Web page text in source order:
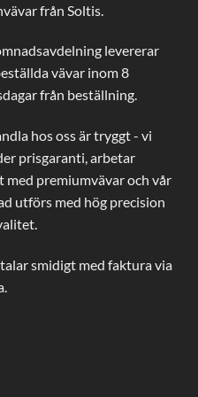
från Soltis.
levererar
vävar inom 8
från beställning.
hos oss är tryggt - vi
prisgaranti, arbetar
med premiumvävar och vår
utförs med hög precision
smidigt med faktura via